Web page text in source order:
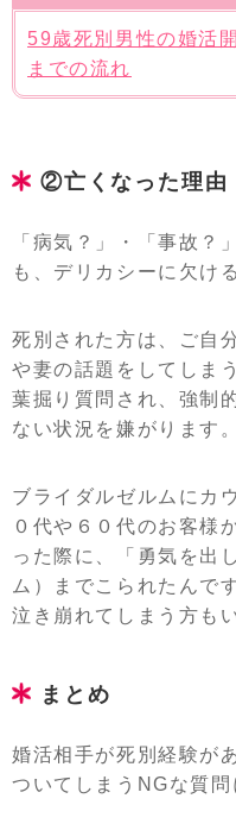
59歳死別男性の婚活
までの流れ
②亡くなった理由
「病気？」・「事故？
も、デリカシーに欠け
死別された方は、ご自
や妻の話題をしてしま
葉掘り質問され、強制
ない状況を嫌がります。
ブライダルゼルムにカ
０代や６０代のお客様
った際に、「勇気を出
ム）までこられたんで
泣き崩れてしまう方も
まとめ
婚活相手が死別経験が
ついてしまうNGな質問